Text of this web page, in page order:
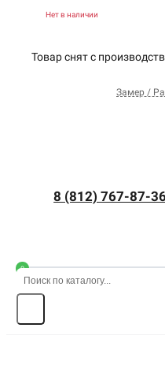
Нет в наличии
Товар снят с
Замер /
8 (812) 767-87-36
0